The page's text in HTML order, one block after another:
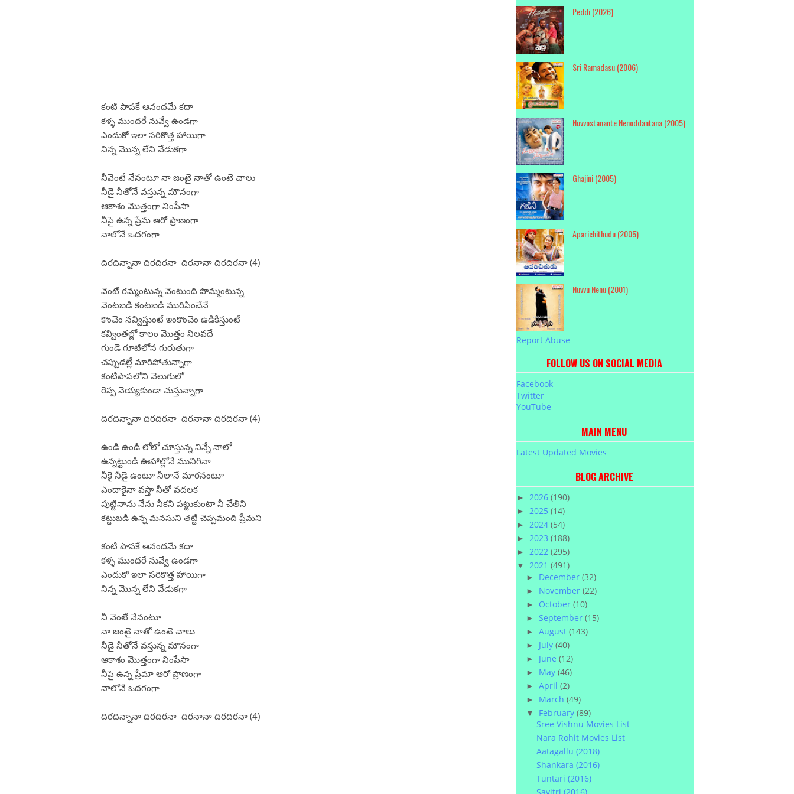
కంటి పాపకే ఆనందమే కదా
కళ్ళ ముందరే నువ్వే ఉండగా
ఎందుకో ఇలా సరికొత్త హాయిగా
నిన్న మొన్న లేని వేడుకగా
నీవెంటే నేనంటూ నా జంటై నాతో ఉంటె చాలు
నీడై నీతోనే వస్తున్న మౌనంగా
ఆకాశం మొత్తంగా నింపేసా
నీపై ఉన్న ప్రేమ ఆరో ప్రాణంగా
నాలోనే ఒదగంగా
దిరదిన్నానా దిరదిరనా దిరనానా దిరదిరనా (4)
వెంటే రమ్మంటున్న వెంటుంది పొమ్మంటున్న
వెంటబడి కంటబడి మురిపించేనే
కొంచెం నవ్విస్తుంటే ఇంకొంచెం ఉడికిస్తుంటే
కవ్వింతల్లో కాలం మొత్తం నిలవదే
గుండె గూటిలోన గురుతుగా
చప్పుడల్లే మారిపోతున్నాగా
కంటిపాపలోని వెలుగులో
రెప్ప వెయ్యకుండా చుస్తున్నాగా
దిరదిన్నానా దిరదిరనా దిరనానా దిరదిరనా (4)
ఉండి ఉండి లోలో చూస్తున్న నిన్నే నాలో
ఉన్నట్టుండి ఊహాల్లోనే మునిగినా
నీకై నీడై ఉంటూ నీలానే మారనంటూ
ఎందాకైనా వస్తా నీతో వదలక
పుట్టినాను నేను నీకని పట్టుకుంటా నీ చేతిని
కట్టుబడి ఉన్న మనసుని తట్టి చెప్పమంది ప్రేమని
కంటి పాపకే ఆనందమే కదా
కళ్ళ ముందరే నువ్వే ఉండగా
ఎందుకో ఇలా సరికొత్త హాయిగా
నిన్న మొన్న లేని వేడుకగా
నీ వెంటే నేనంటూ
నా జంటై నాతో ఉంటె చాలు
నీడై నీతోనే వస్తున్న మౌనంగా
ఆకాశం మొత్తంగా నింపేసా
నీపై ఉన్న ప్రేమా ఆరో ప్రాణంగా
నాలోనే ఒదగంగా
దిరదిన్నానా దిరదిరనా దిరనానా దిరదిరనా (4)
Peddi (2026)
Sri Ramadasu (2006)
Nuvvostanante Nenoddantana (2005)
Ghajini (2005)
Aparichithudu (2005)
Nuvvu Nenu (2001)
Report Abuse
FOLLOW US ON SOCIAL MEDIA
Facebook
Twitter
YouTube
MAIN MENU
Latest Updated Movies
BLOG ARCHIVE
► 2026 (190)
► 2025 (14)
► 2024 (54)
► 2023 (188)
► 2022 (295)
▼ 2021 (491)
► December(32)
► November(22)
► October(10)
► September(15)
►August(143)
► July(40)
► June(12)
► May(46)
►April(2)
► March(49)
▼ February(89)
Sree Vishnu Movies List
Nara Rohit Movies List
Aatagallu (2018)
Shankara (2016)
Tuntari (2016)